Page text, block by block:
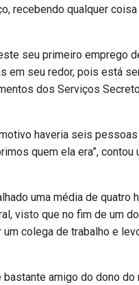
recebendo qualquer
seu primeiro emprego
em seu redor, pois está
dos Serviços
haveria seis pessoas
quem ela era”, contou
uma média de quatro
visto que no fim de um
colega de trabalho e
bastante amigo do dono do